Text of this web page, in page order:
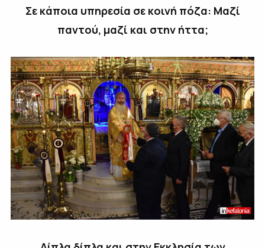
Σε κάποια υπηρεσία σε κοινή πόζα: Μαζί
παντού, μαζί και στην ήττα;